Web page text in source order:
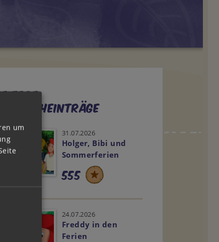
Tagebucheinträge
31.07.2026
Holger, Bibi und
Sommerferien
555
24.07.2026
Freddy in den
Ferien
um